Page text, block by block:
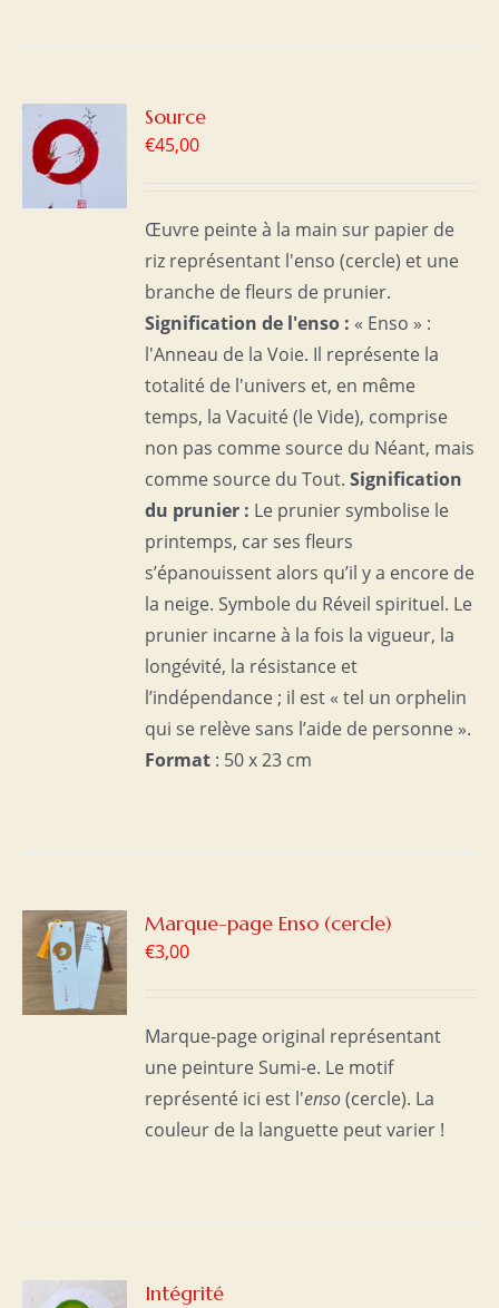
Source
€45,00
Œuvre peinte à la main sur papier de
riz représentant l'enso (cercle) et une
branche de fleurs de prunier.
Signification de l'enso : « Enso » :
l'Anneau de la Voie. Il représente la
totalité de l'univers et, en même
temps, la Vacuité (le Vide), comprise
non pas comme source du Néant, mais
comme source du Tout.Signification
du prunier : Le prunier symbolise le
printemps, car ses fleurs
s’épanouissent alors qu’il y a encore de
la neige. Symbole du Réveil spirituel. Le
prunier incarne à la fois la vigueur, la
longévité, la résistance et
l’indépendance ; il est « tel un orphelin
qui se relève sans l’aide de personne ».
Format : 50 x 23 cm
Marque-page Enso (cercle)
€3,00
Marque-page original représentant
une peinture Sumi-e. Le motif
représenté ici est l'enso(cercle). La
couleur de la languette peut varier !
Intégrité